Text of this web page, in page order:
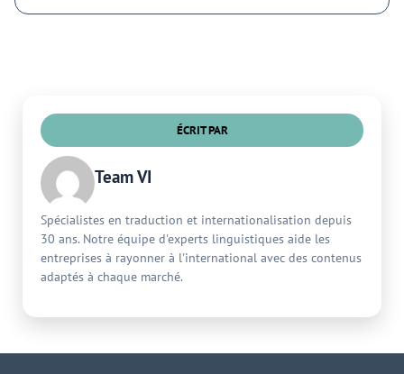
ÉCRIT PAR
Team VI
Spécialistes en traduction et internationalisation depuis
30 ans. Notre équipe d'experts linguistiques aide les
entreprises à rayonner à l'international avec des contenus
adaptés à chaque marché.